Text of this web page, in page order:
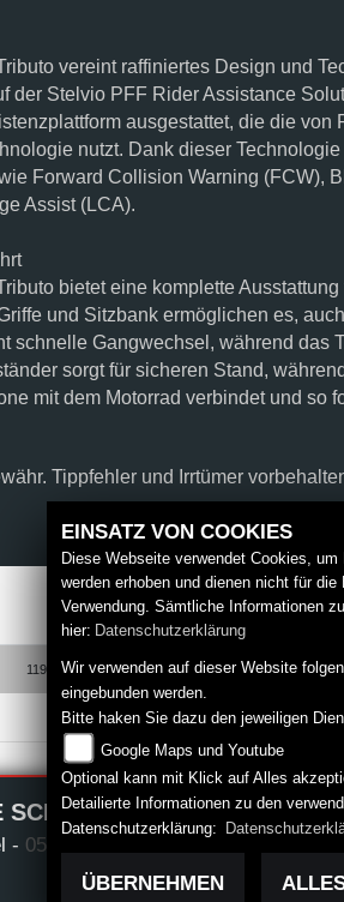
vereint raffiniertes Design und
der Stelvio PFF Rider Assistance
ausgestattet, die die
nutzt. Dank dieser
Forward Collision Warning (FCW),
Assist (LCA).
bietet eine komplette
und Sitzbank ermöglichen es,
schnelle Gangwechsel, während das
sorgt für sicheren Stand,
mit dem Motorrad verbindet und so
Tippfehler und Irrtümer
119 g/km
SCHÜTZE E.K.
- 0561/84813
EINSATZ VON COOKIES
Diese Webseite verwendet Cookies,
werden erhoben und dienen nicht für
Verwendung. Sämtliche Informationen
hier: Datenschutzerklärung
Wir verwenden auf dieser Website
eingebunden werden.
Bitte haken Sie dazu den jeweiligen
Google Maps und Youtube
Optional kann mit Klick auf Alles
Detailierte Informationen zu den
Datenschutzerklärung:
ÜBERNEHMEN